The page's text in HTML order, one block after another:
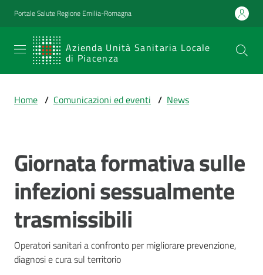
Vai al contenuto
Vai alla navigazione
Vai al footer
Portale Salute Regione Emilia-Romagna
Azienda Unità Sanitaria Locale
di Piacenza
SERVIZIO
SANITARIO
Emilia-
Sanitaria Locale
di Piacenza
Prestazioni
e
percorsi
di
cura
Home / Comunicazioni ed eventi / News
Salta al contenuto
Giornata formativa sulle
infezioni sessualmente
trasmissibili
Operatori sanitari a confronto per migliorare prevenzione,
diagnosi e cura sul territorio